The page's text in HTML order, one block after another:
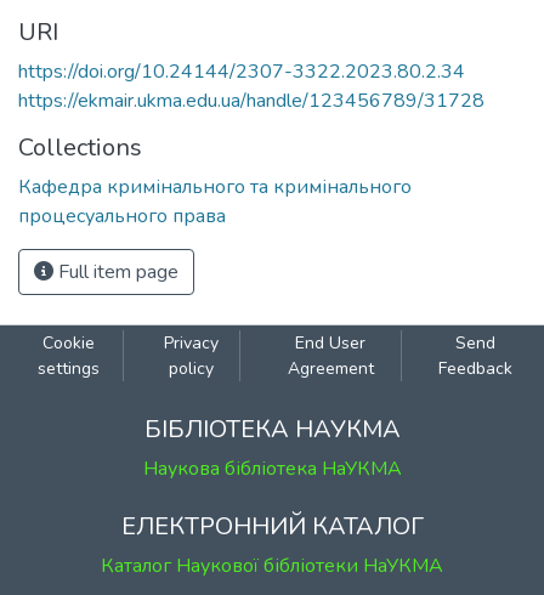
URI
https://doi.org/10.24144/2307-3322.2023.80.2.34
https://ekmair.ukma.edu.ua/handle/123456789/31728
Collections
Кафедра кримінального та кримінального
процесуального права
Full item page
Cookie
settings
Privacy
policy
End User
Agreement
Send
Feedback
БІБЛІОТЕКА НАУКМА
Наукова бібліотека НаУКМА
ЕЛЕКТРОННИЙ КАТАЛОГ
Каталог Наукової бібліотеки НаУКМА